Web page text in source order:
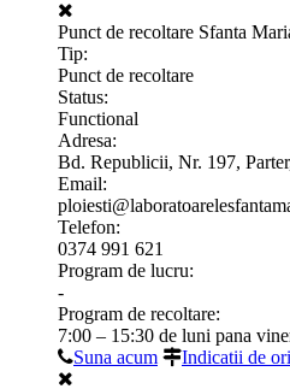
Punct de recoltare Sfanta
Tip:
Punct de recoltare
Status:
Functional
Adresa:
Bd. Republicii, Nr. 197,
Email:
Telefon:
0374 991 621
Program de lucru:
-
Program de recoltare:
7:00 – 15:30 de luni pana
Suna acum
Indicatii de